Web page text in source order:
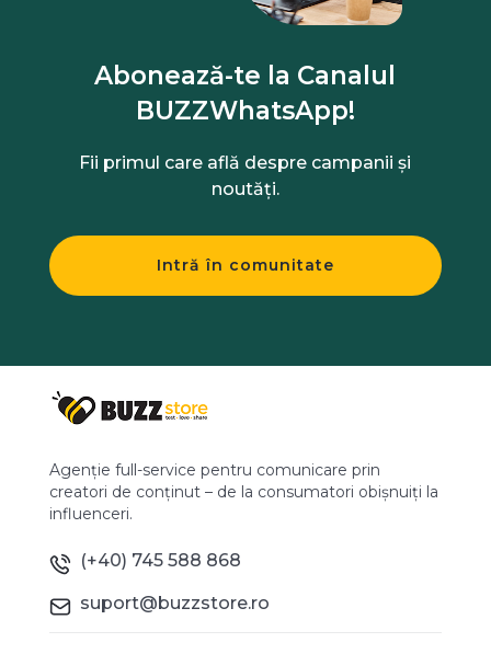
Abonează-te la Canalul
BUZZWhatsApp!
Fii primul care află despre campanii și
noutăți.
Intră în comunitate
Agenție full-service pentru comunicare prin
creatori de conținut – de la consumatori obișnuiți la
influenceri.
(+40) 745 588 868
suport@buzzstore.ro